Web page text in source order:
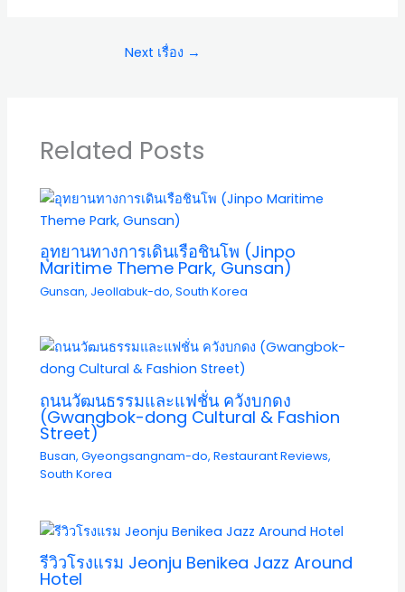
Next เรื่อง →
Related Posts
อุทยานทางการเดินเรือชินโพ (Jinpo
Maritime Theme Park, Gunsan)
Gunsan, Jeollabuk-do,South Korea
ถนนวัฒนธรรมและแฟชั่น ควังบกดง
(Gwangbok-dong Cultural & Fashion
Street)
Busan,Gyeongsangnam-do,Restaurant Reviews,
South Korea
รีวิวโรงแรม Jeonju Benikea Jazz Around
Hotel